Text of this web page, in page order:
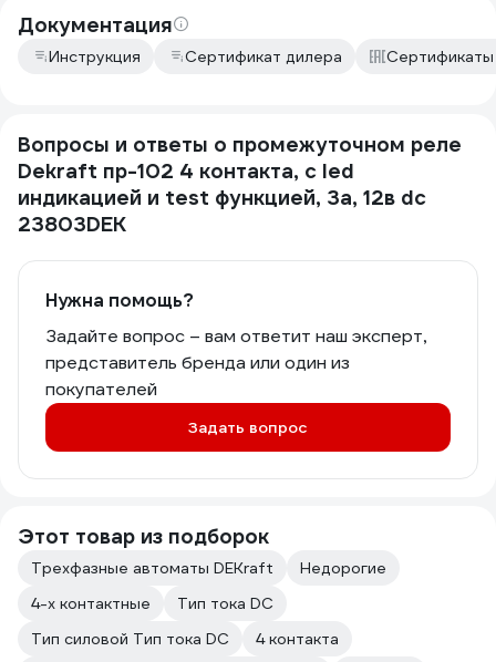
Документация
Инструкция Сертификат дилера Сертификаты
Вопросы и ответы о промежуточном реле
Dekraft пр-102 4 контакта, с led
индикацией и test функцией, 3а, 12в dc
23803DEK
Нужна помощь?
Задайте вопрос – вам ответит наш эксперт,
представитель бренда или один из
покупателей
Задать вопрос
Этот товар из подборок
Трехфазные автоматы DEKraft
Недорогие
4-х контактные
Тип тока DC
Тип силовой Тип тока DC
4 контакта